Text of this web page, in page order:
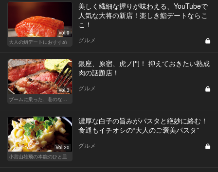
Vol.9
大人の鮨デートにおすすめ
美しく繊細な握りが味わえる、YouTubeで
人気な大将の新店！楽しき鮨デートならこ
こ！
グルメ
Vol.3
銀座、原宿、虎ノ門！ 抑えておきたい熟成
肉の話題店！
グルメ
Vol.20
小宮山雄飛の本能のひと皿
濃厚な白子の旨みがパスタと絶妙に絡む！
食通もイチオシの“大人のご褒美パスタ”
グルメ